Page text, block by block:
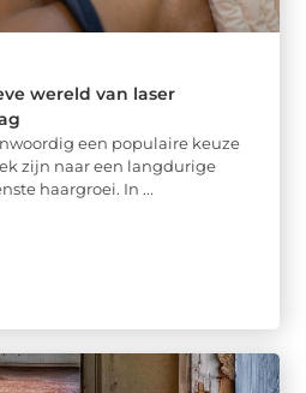
wereld van laser
een populaire keuze
zijn naar een langdurige
haargroei. In ...